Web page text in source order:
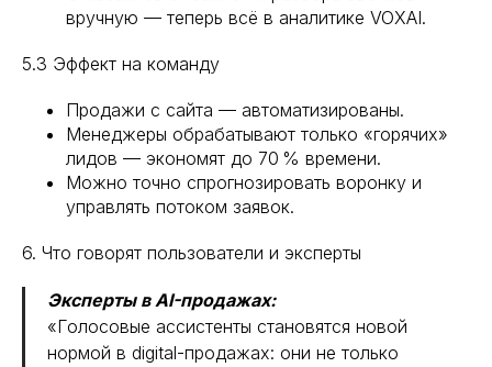
вручную — теперь всё в аналитике VOXAI.
5.3 Эффект на команду
Продажи с сайта — автоматизированы.
Менеджеры обрабатывают только «горячих»
лидов — экономят до 70 % времени.
Можно точно спрогнозировать воронку и
управлять потоком заявок.
6. Что говорят пользователи и эксперты
Эксперты в AI-продажах:
«Голосовые ассистенты становятся новой
нормой в digital-продажах: они не только